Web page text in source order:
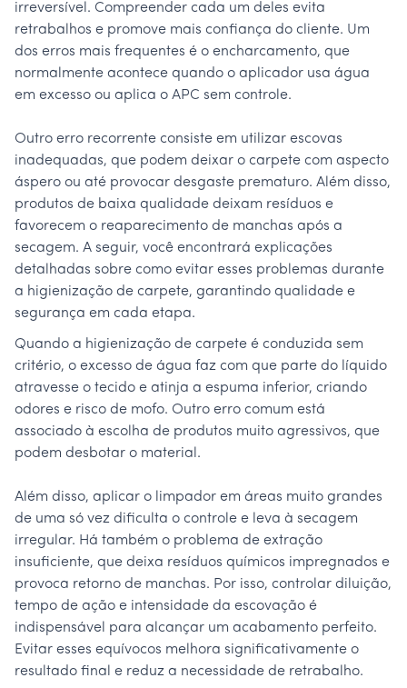
irreversível. Compreender cada um deles evita
retrabalhos e promove mais confiança do cliente. Um
dos erros mais frequentes é o encharcamento, que
normalmente acontece quando o aplicador usa água
em excesso ou aplica o APC sem controle.
Outro erro recorrente consiste em utilizar escovas
inadequadas, que podem deixar o carpete com aspecto
áspero ou até provocar desgaste prematuro. Além disso,
produtos de baixa qualidade deixam resíduos e
favorecem o reaparecimento de manchas após a
secagem. A seguir, você encontrará explicações
detalhadas sobre como evitar esses problemas durante
a higienização de carpete, garantindo qualidade e
segurança em cada etapa.
Quando a higienização de carpete é conduzida sem
critério, o excesso de água faz com que parte do líquido
atravesse o tecido e atinja a espuma inferior, criando
odores e risco de mofo. Outro erro comum está
associado à escolha de produtos muito agressivos, que
podem desbotar o material.
Além disso, aplicar o limpador em áreas muito grandes
de uma só vez dificulta o controle e leva à secagem
irregular. Há também o problema de extração
insuficiente, que deixa resíduos químicos impregnados e
provoca retorno de manchas. Por isso, controlar diluição,
tempo de ação e intensidade da escovação é
indispensável para alcançar um acabamento perfeito.
Evitar esses equívocos melhora significativamente o
resultado final e reduz a necessidade de retrabalho.